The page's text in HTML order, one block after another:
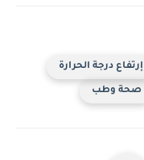
إرتفاع درجة الحرارة
صحة وطب